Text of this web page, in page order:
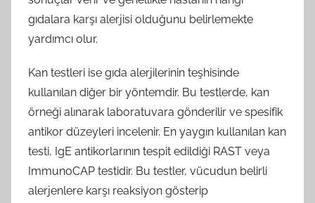
gıdalara karşı alerjisi olduğunu belirlemekte
yardımcı olur.
Kan testleri ise gıda alerjilerinin teşhisinde
kullanılan diğer bir yöntemdir. Bu testlerde, kan
örneği alınarak laboratuvara gönderilir ve spesifik
antikor düzeyleri incelenir. En yaygın kullanılan kan
testi, IgE antikorlarının tespit edildiği RAST veya
ImmunoCAP testidir. Bu testler, vücudun belirli
alerjenlere karşı reaksiyon gösterip